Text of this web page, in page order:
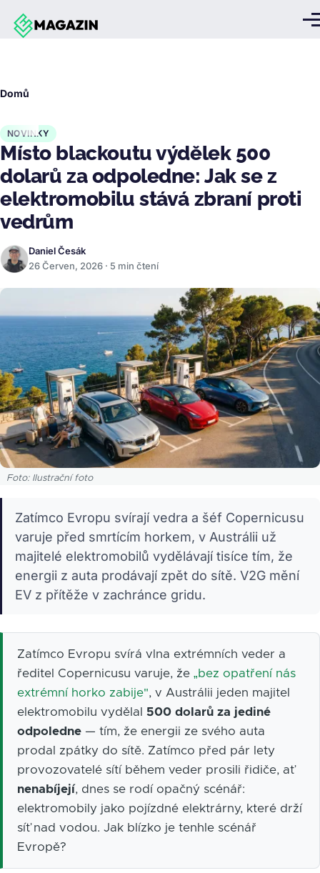
Přejít k hlavnímu obsahu
Domů
NOVINKY
Místo blackoutu výdělek 500
dolarů za odpoledne: Jak se z
elektromobilu stává zbraní proti
vedrům
Daniel Česák
26 Červen, 2026 · 5 min čtení
Foto: Ilustrační foto
Zatímco Evropu svírají vedra a šéf Copernicusu
varuje před smrtícím horkem, v Austrálii už
majitelé elektromobilů vydělávají tisíce tím, že
energii z auta prodávají zpět do sítě. V2G mění
EV z přítěže v zachránce gridu.
Zatímco Evropu svírá vlna extrémních veder a
ředitel Copernicusu varuje, že „bez opatření nás
extrémní horko zabije", v Austrálii jeden majitel
elektromobilu vydělal 500 dolarů za jediné
odpoledne — tím, že energii ze svého auta
prodal zpátky do sítě. Zatímco před pár lety
provozovatelé sítí během veder prosili řidiče, ať
nenabíjejí, dnes se rodí opačný scénář:
elektromobily jako pojízdné elektrárny, které drží
síť nad vodou. Jak blízko je tenhle scénář
Evropě?